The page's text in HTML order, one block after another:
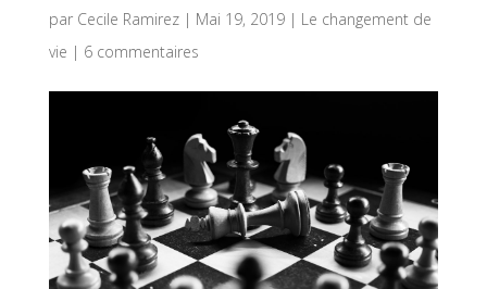
par Cecile Ramirez| Mai 19, 2019| Le changement de
vie | 6 commentaires